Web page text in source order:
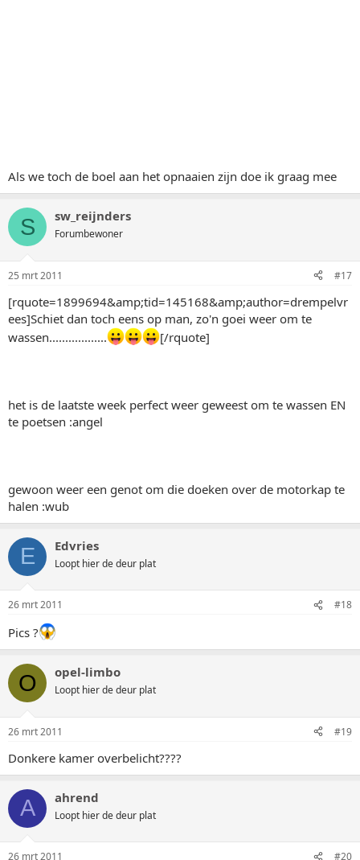
Als we toch de boel aan het opnaaien zijn doe ik graag mee
S sw_reijnders
Forumbewoner
25 mrt 2011 #17
[rquote=1899694&amp;tid=145168&amp;author=drempelvr
ees]Schiet dan toch eens op man, zo'n goei weer om te
wassen..................
[/rquote]
het is de laatste week perfect weer geweest om te wassen EN
te poetsen :angel
gewoon weer een genot om die doeken over de motorkap te
halen :wub
E Edvries
Loopt hier de deur plat
26 mrt 2011 #18
Pics ?
O opel-limbo
Loopt hier de deur plat
26 mrt 2011 #19
Donkere kamer overbelicht????
A ahrend
Loopt hier de deur plat
26 mrt 2011 #20